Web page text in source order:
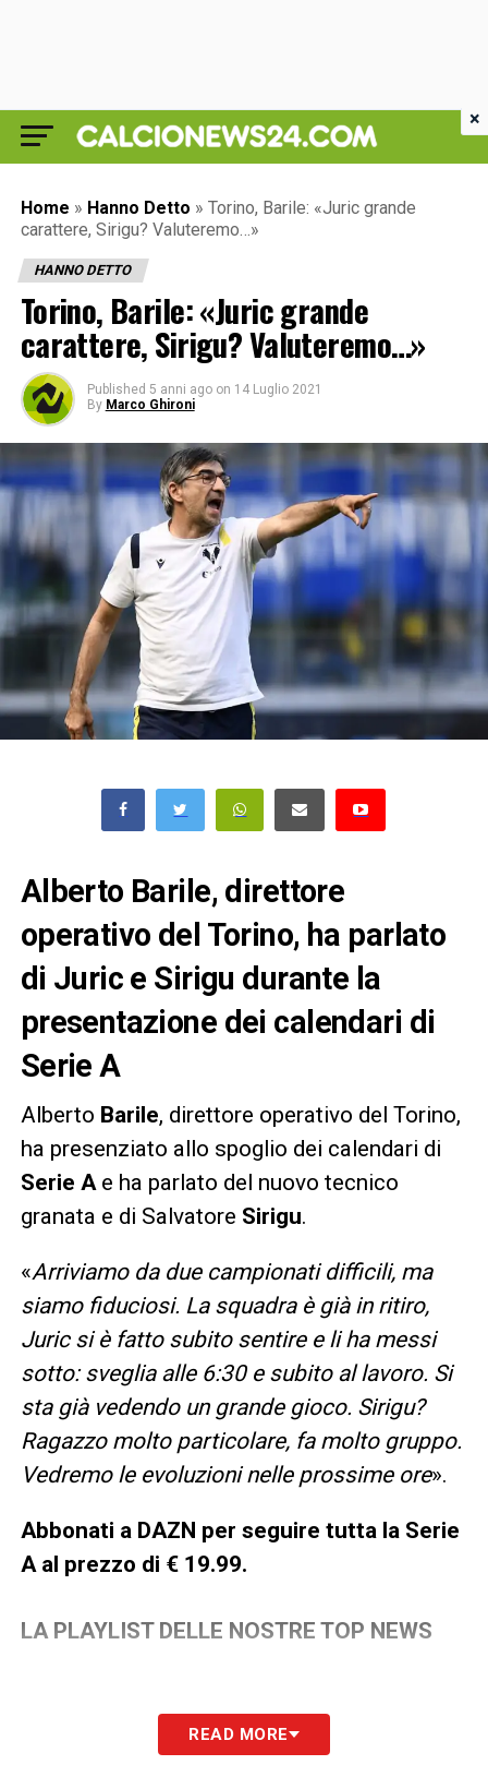
Home » Hanno Detto » Torino, Barile: «Juric grande
carattere, Sirigu? Valuteremo…»
HANNO DETTO
Torino, Barile: «Juric grande
carattere, Sirigu? Valuteremo…»
Published 5 anni ago on 14 Luglio 2021
By Marco Ghironi
Alberto Barile, direttore
operativo del Torino, ha parlato
di Juric e Sirigu durante la
presentazione dei calendari di
Serie A
Alberto Barile, direttore operativo del Torino,
ha presenziato allo spoglio dei calendari di
Serie Ae ha parlato del nuovo tecnico
granata e di Salvatore Sirigu.
«Arriviamo da due campionati difficili, ma
siamo fiduciosi. La squadra è già in ritiro,
Juric si è fatto subito sentire e li ha messi
sotto: sveglia alle 6:30 e subito al lavoro. Si
sta già vedendo un grande gioco. Sirigu?
Ragazzo molto particolare, fa molto gruppo.
Vedremo le evoluzioni nelle prossime ore».
Abbonati a DAZN per seguire tutta la Serie
A al prezzo di € 19.99.
LA PLAYLIST DELLE NOSTRE TOP NEWS
READ MORE
×